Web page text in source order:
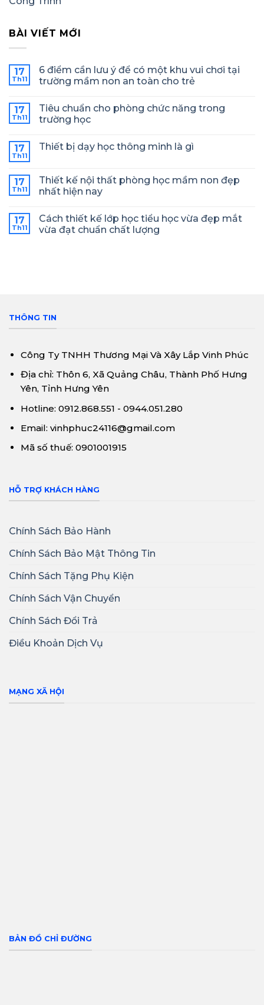
BÀI VIẾT MỚI
17
Th11
6 điểm cần lưu ý để có một khu vui chơi tại
trường mầm non an toàn cho trẻ
17
Th11
Tiêu chuẩn cho phòng chức năng trong
trường học
17
Th11
Thiết bị dạy học thông minh là gì
17
Th11
Thiết kế nội thất phòng học mầm non đẹp
nhất hiện nay
17
Th11
Cách thiết kế lớp học tiểu học vừa đẹp mắt
vừa đạt chuẩn chất lượng
THÔNG TIN
Công Ty TNHH Thương Mại Và Xây Lắp Vinh Phúc
Địa chỉ: Thôn 6, Xã Quảng Châu, Thành Phố Hưng
Yên, Tỉnh Hưng Yên
Hotline: 0912.868.551 - 0944.051.280
Email: vinhphuc24116@gmail.com
Mã số thuế: 0901001915
HỖ TRỢ KHÁCH HÀNG
Chính Sách Bảo Hành
Chính Sách Bảo Mật Thông Tin
Chính Sách Tặng Phụ Kiện
Chính Sách Vận Chuyển
Chính Sách Đổi Trả
Điều Khoản Dịch Vụ
MẠNG XÃ HỘI
BẢN ĐỒ CHỈ ĐƯỜNG